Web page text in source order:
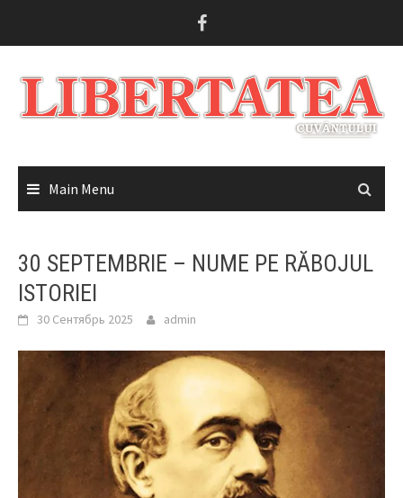
Main Menu
30 SEPTEMBRIE – NUME PE RĂBOJUL
ISTORIEI
30 Сентябрь 2025 admin